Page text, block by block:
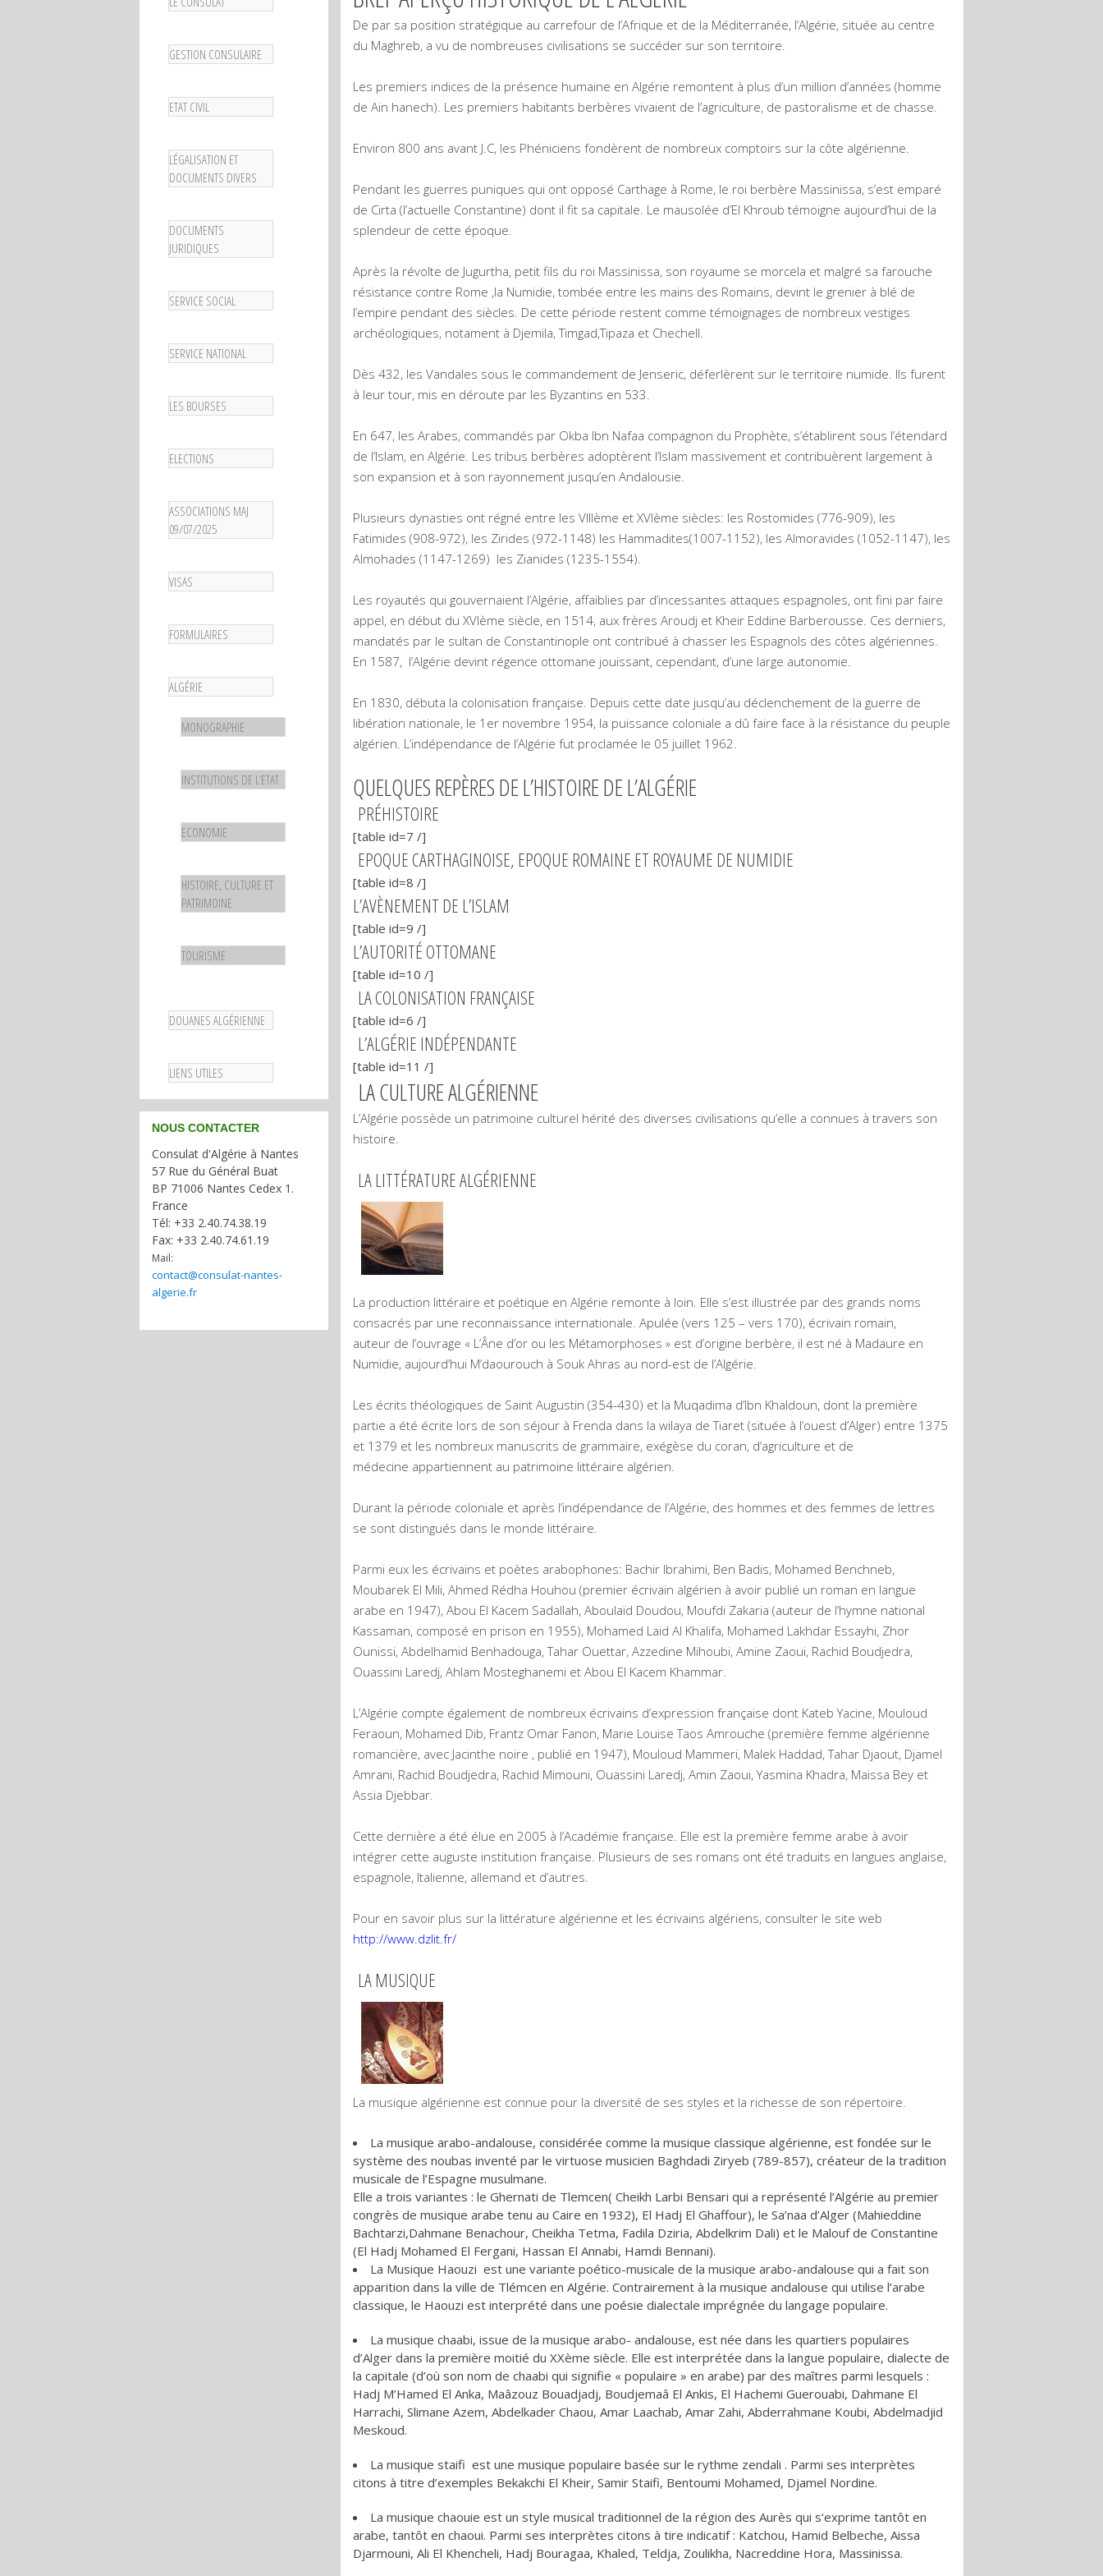
GESTION CONSULAIRE
ETAT CIVIL
LÉGALISATION ET
DOCUMENTS DIVERS
DOCUMENTS
JURIDIQUES
SERVICE SOCIAL
SERVICE NATIONAL
LES BOURSES
ELECTIONS
ASSOCIATIONS MAJ
09/07/2025
VISAS
FORMULAIRES
ALGÉRIE
MONOGRAPHIE
INSTITUTIONS DE L’ETAT
ECONOMIE
HISTOIRE, CULTURE ET
PATRIMOINE
TOURISME
DOUANES ALGÉRIENNE
LIENS UTILES
NOUS CONTACTER
Consulat d'Algérie à Nantes
57 Rue du Général Buat
BP 71006 Nantes Cedex 1.
France
Tél: +33 2.40.74.38.19
Fax: +33 2.40.74.61.19
Mail:
contact@consulat-nantes-
algerie.fr
De par sa position stratégique au carrefour de l’Afrique et de la Méditerranée, l’Algérie, située au centre
du Maghreb, a vu de nombreuses civilisations se succéder sur son territoire.
Les premiers indices de la présence humaine en Algérie remontent à plus d’un million d’années (homme
de Ain hanech). Les premiers habitants berbères vivaient de l’agriculture, de pastoralisme et de chasse.
Environ 800 ans avant J.C, les Phéniciens fondèrent de nombreux comptoirs sur la côte algérienne.
Pendant les guerres puniques qui ont opposé Carthage à Rome, le roi berbère Massinissa, s’est emparé
de Cirta (l’actuelle Constantine) dont il fit sa capitale. Le mausolée d’El Khroub témoigne aujourd’hui de la
splendeur de cette époque.
Après la révolte de Jugurtha, petit fils du roi Massinissa, son royaume se morcela et malgré sa farouche
résistance contre Rome ,la Numidie, tombée entre les mains des Romains, devint le grenier à blé de
l’empire pendant des siècles. De cette période restent comme témoignages de nombreux vestiges
archéologiques, notament à Djemila, Timgad,Tipaza et Chechell.
Dès 432, les Vandales sous le commandement de Jenseric, déferlèrent sur le territoire numide. Ils furent
à leur tour, mis en déroute par les Byzantins en 533.
En 647, les Arabes, commandés par Okba Ibn Nafaa compagnon du Prophète, s’établirent sous l’étendard
de l’Islam, en Algérie. Les tribus berbères adoptèrent l’Islam massivement et contribuèrent largement à
son expansion et à son rayonnement jusqu’en Andalousie.
Plusieurs dynasties ont régné entre les VIIIème et XVIème siècles: les Rostomides (776-909), les
Fatimides (908-972), les Zirides (972-1148) les Hammadites(1007-1152), les Almoravides (1052-1147), les
Almohades (1147-1269) les Zianides (1235-1554).
Les royautés qui gouvernaient l’Algérie, affaiblies par d’incessantes attaques espagnoles, ont fini par faire
appel, en début du XVIème siècle, en 1514, aux frères Aroudj et Kheir Eddine Barberousse. Ces derniers,
mandatés par le sultan de Constantinople ont contribué à chasser les Espagnols des côtes algériennes.
En 1587, l’Algérie devint régence ottomane jouissant, cependant, d’une large autonomie.
En 1830, débuta la colonisation française. Depuis cette date jusqu’au déclenchement de la guerre de
libération nationale, le 1er novembre 1954, la puissance coloniale a dû faire face à la résistance du peuple
algérien. L’indépendance de l’Algérie fut proclamée le 05 juillet 1962.
QUELQUES REPÈRES DE L’HISTOIRE DE L’ALGÉRIE
PRÉHISTOIRE
[table id=7 /]
EPOQUE CARTHAGINOISE, EPOQUE ROMAINE ET ROYAUME DE NUMIDIE
[table id=8 /]
L’AVÈNEMENT DE L’ISLAM
[table id=9 /]
L’AUTORITÉ OTTOMANE
[table id=10 /]
LA COLONISATION FRANÇAISE
[table id=6 /]
L’ALGÉRIE INDÉPENDANTE
[table id=11 /]
LA CULTURE ALGÉRIENNE
L’Algérie possède un patrimoine culturel hérité des diverses civilisations qu’elle a connues à travers son
histoire.
LA LITTÉRATURE ALGÉRIENNE
La production littéraire et poétique en Algérie remonte à loin. Elle s’est illustrée par des grands noms
consacrés par une reconnaissance internationale. Apulée (vers 125 – vers 170), écrivain romain,
auteur de l’ouvrage « L’Âne d’or ou les Métamorphoses » est d’origine berbère, il est né à Madaure en
Numidie, aujourd’hui M’daourouch à Souk Ahras au nord-est de l’Algérie.
Les écrits théologiques de Saint Augustin (354-430) et la Muqadima d’Ibn Khaldoun, dont la première
partie a été écrite lors de son séjour à Frenda dans la wilaya de Tiaret (située à l’ouest d’Alger) entre 1375
et 1379 et les nombreux manuscrits de grammaire, exégèse du coran, d’agriculture et de
médecine appartiennent au patrimoine littéraire algérien.
Durant la période coloniale et après l’indépendance de l’Algérie, des hommes et des femmes de lettres
se sont distingués dans le monde littéraire.
Parmi eux les écrivains et poètes arabophones: Bachir Ibrahimi, Ben Badis, Mohamed Benchneb,
Moubarek El Mili, Ahmed Rédha Houhou (premier écrivain algérien à avoir publié un roman en langue
arabe en 1947), Abou El Kacem Sadallah, Aboulaïd Doudou, Moufdi Zakaria (auteur de l’hymne national
Kassaman, composé en prison en 1955), Mohamed Laid Al Khalifa, Mohamed Lakhdar Essayhi, Zhor
Ounissi, Abdelhamid Benhadouga, Tahar Ouettar, Azzedine Mihoubi, Amine Zaoui, Rachid Boudjedra,
Ouassini Laredj, Ahlam Mosteghanemi et Abou El Kacem Khammar.
L’Algérie compte également de nombreux écrivains d’expression française dont Kateb Yacine, Mouloud
Feraoun, Mohamed Dib, Frantz Omar Fanon, Marie Louise Taos Amrouche (première femme algérienne
romancière, avec Jacinthe noire , publié en 1947), Mouloud Mammeri, Malek Haddad, Tahar Djaout, Djamel
Amrani, Rachid Boudjedra, Rachid Mimouni, Ouassini Laredj, Amin Zaoui, Yasmina Khadra, Maissa Bey et
Assia Djebbar.
Cette dernière a été élue en 2005 à l’Académie française. Elle est la première femme arabe à avoir
intégrer cette auguste institution française. Plusieurs de ses romans ont été traduits en langues anglaise,
espagnole, Italienne, allemand et d’autres.
Pour en savoir plus sur la littérature algérienne et les écrivains algériens, consulter le site web
http://www.dzlit.fr/
LA MUSIQUE
La musique algérienne est connue pour la diversité de ses styles et la richesse de son répertoire.
La musique arabo-andalouse, considérée comme la musique classique algérienne, est fondée sur le
système des noubas inventé par le virtuose musicien Baghdadi Ziryeb (789-857), créateur de la tradition
musicale de l’Espagne musulmane.
Elle a trois variantes : le Ghernati de Tlemcen( Cheikh Larbi Bensari qui a représenté l’Algérie au premier
congrès de musique arabe tenu au Caire en 1932), El Hadj El Ghaffour), le Sa’naa d’Alger (Mahieddine
Bachtarzi,Dahmane Benachour, Cheikha Tetma, Fadila Dziria, Abdelkrim Dali) et le Malouf de Constantine
(El Hadj Mohamed El Fergani, Hassan El Annabi, Hamdi Bennani).
La Musique Haouzi est une variante poético-musicale de la musique arabo-andalouse qui a fait son
apparition dans la ville de Tlémcen en Algérie. Contrairement à la musique andalouse qui utilise l’arabe
classique, le Haouzi est interprété dans une poésie dialectale imprégnée du langage populaire.
La musique chaabi, issue de la musique arabo- andalouse, est née dans les quartiers populaires
d’Alger dans la première moitié du XXème siècle. Elle est interprétée dans la langue populaire, dialecte de
la capitale (d’où son nom de chaabi qui signifie « populaire » en arabe) par des maîtres parmi lesquels :
Hadj M’Hamed El Anka, Maâzouz Bouadjadj, Boudjemaâ El Ankis, El Hachemi Guerouabi, Dahmane El
Harrachi, Slimane Azem, Abdelkader Chaou, Amar Laachab, Amar Zahi, Abderrahmane Koubi, Abdelmadjid
Meskoud.
La musique staifi est une musique populaire basée sur le rythme zendali . Parmi ses interprètes
citons à titre d’exemples Bekakchi El Kheir, Samir Staifi, Bentoumi Mohamed, Djamel Nordine.
La musique chaouie est un style musical traditionnel de la région des Aurès qui s‘exprime tantôt en
arabe, tantôt en chaoui. Parmi ses interprètes citons à tire indicatif : Katchou, Hamid Belbeche, Aissa
Djarmouni, Ali El Khencheli, Hadj Bouragaa, Khaled, Teldja, Zoulikha, Nacreddine Hora, Massinissa.